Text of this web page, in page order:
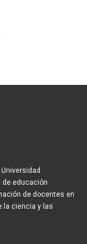
de educación
de docentes en
la ciencia y las